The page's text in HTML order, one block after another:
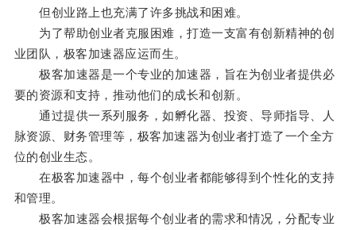
但创业路上也充满了许多挑战和困难。
为了帮助创业者克服困难，打造一支富有创新精神的创
业团队，极客加速器应运而生。
极客加速器是一个专业的加速器，旨在为创业者提供必
要的资源和支持，推动他们的成长和创新。
通过提供一系列服务，如孵化器、投资、导师指导、人
脉资源、财务管理等，极客加速器为创业者打造了一个全方
位的创业生态。
在极客加速器中，每个创业者都能够得到个性化的支持
和管理。
极客加速器会根据每个创业者的需求和情况，分配专业